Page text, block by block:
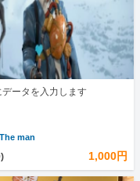
データを入力します
The man
1,000円